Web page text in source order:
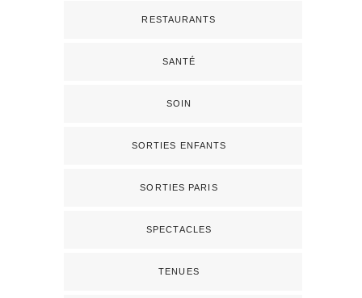
RESTAURANTS
SANTÉ
SOIN
SORTIES ENFANTS
SORTIES PARIS
SPECTACLES
TENUES